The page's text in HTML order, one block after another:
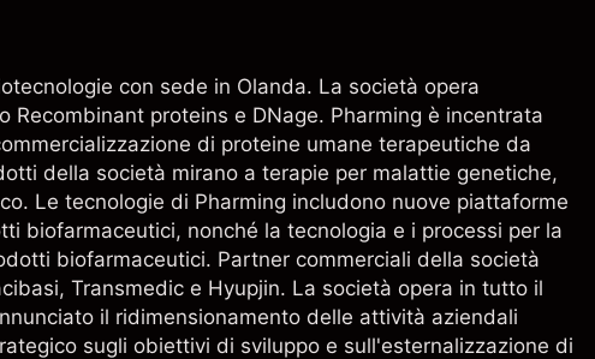
con sede in Olanda. La società opera
Recombinant proteins e DNage. Pharming è incentrata
di proteine umane terapeutiche da
della società mirano a terapie per malattie genetiche,
Le tecnologie di Pharming includono nuove piattaforme
biofarmaceutici, nonché la tecnologia e i processi per la
biofarmaceutici. Partner commerciali della società
Transmedic e Hyupjin. La società opera in tutto il
il ridimensionamento delle attività aziendali
sugli obiettivi di sviluppo e sull'esternalizzazione di